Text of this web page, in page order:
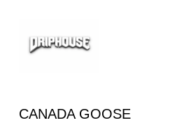
CANADA GOOSE